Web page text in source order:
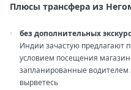
Плюсы трансфера из
без дополнительных
Индии зачастую предлагают
условием посещения
запланированные водителем
вырветесь